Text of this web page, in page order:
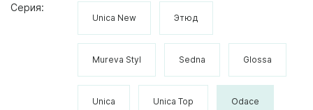
Серия:
Unica New Этюд
Mureva Styl Sedna Glossa
Unica Unica Top Odace